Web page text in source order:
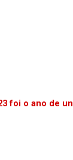
foi o ano de